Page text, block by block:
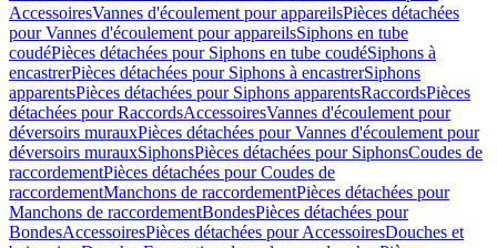
AccessoiresVannes d'écoulement pour appareilsPièces détachées
pour Vannes d'écoulement pour appareilsSiphons en tube
coudéPièces détachées pour Siphons en tube coudéSiphons à
encastrerPièces détachées pour Siphons à encastrerSiphons
apparentsPièces détachées pour Siphons apparentsRaccordsPièces
détachées pour RaccordsAccessoiresVannes d'écoulement pour
déversoirs murauxPièces détachées pour Vannes d'écoulement pour
déversoirs murauxSiphonsPièces détachées pour SiphonsCoudes de
raccordementPièces détachées pour Coudes de
raccordementManchons de raccordementPièces détachées pour
Manchons de raccordementBondesPièces détachées pour
BondesAccessoiresPièces détachées pour AccessoiresDouches et